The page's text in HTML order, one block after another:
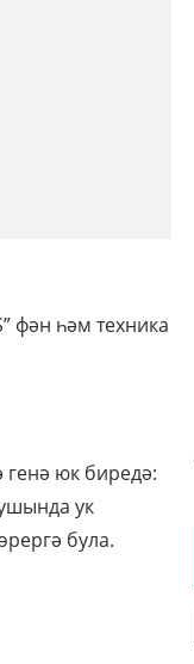
фән һәм техника
юк биредә:
ук
була.